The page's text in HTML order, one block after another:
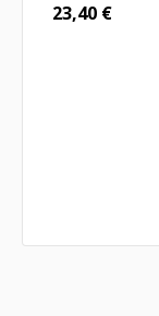
23,40 €